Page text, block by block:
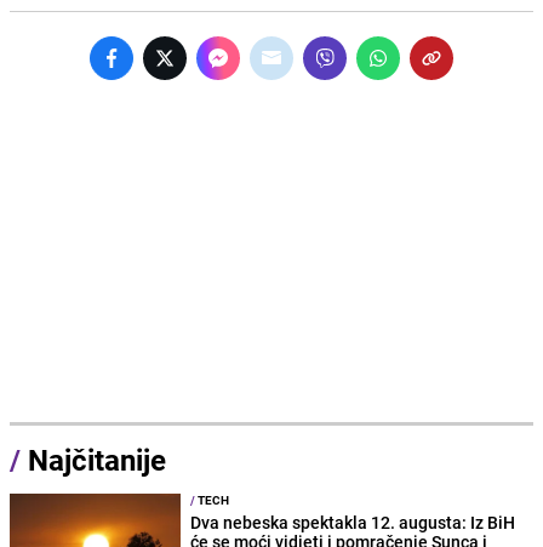
/ Najčitanije
/TECH
Dva nebeska spektakla 12. augusta: Iz BiH
će se moći vidjeti i pomračenje Sunca i